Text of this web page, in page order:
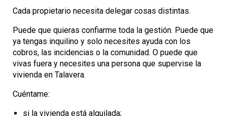
Cada propietario necesita delegar cosas distintas.
Puede que quieras confiarme toda la gestión. Puede que
ya tengas inquilino y solo necesites ayuda con los
cobros, las incidencias o la comunidad. O puede que
vivas fuera y necesites una persona que supervise la
vivienda en Talavera.
Cuéntame:
si la vivienda está alquilada;